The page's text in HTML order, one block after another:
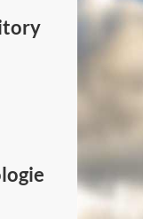
Canada